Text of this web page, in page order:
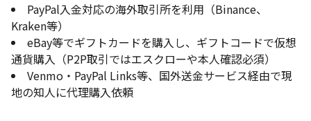
PayPal入金対応の海外取引所を利用（Binance、
Kraken等）
eBay等でギフトカードを購入し、ギフトコードで仮想
通貨購入（P2P取引ではエスクローや本人確認必須）
Venmo・PayPal Links等、国外送金サービス経由で現
地の知人に代理購入依頼